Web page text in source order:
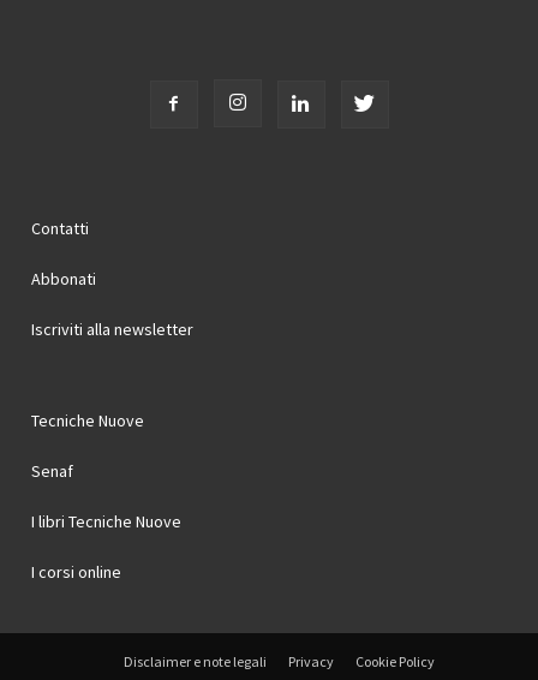
Contatti
Abbonati
Iscriviti alla newsletter
Tecniche Nuove
Senaf
I libri Tecniche Nuove
I corsi online
Disclaimer e note legali Privacy Cookie Policy